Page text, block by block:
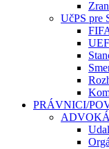
UčPS pre
PRÁVNICI/